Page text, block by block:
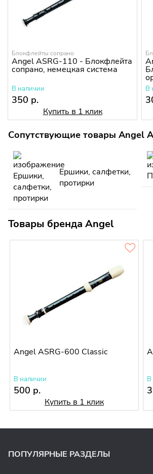
Блокфлейты сопрано
Angel ASRG-110 - Блокфлейта
сопрано, немецкая система
В наличии
350 р.
Купить в 1 клик
В
Сопутствующие товары Angel
Ершики, салфетки,
протирки
Товары бренда Angel
Angel ASRG-600 Classic
В наличии
500 р.
Купить в 1 клик
В
ПОПУЛЯРНЫЕ РАЗДЕЛЫ